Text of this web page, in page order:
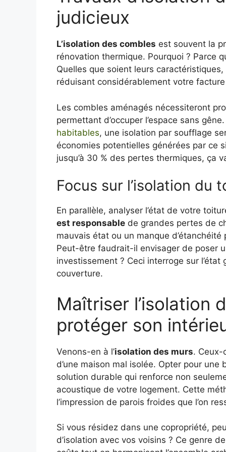
judicieux
L’isolation des combles est souvent la
rénovation thermique. Pourquoi ? Parce
Quelles que soient leurs
réduisant considérablement votre
Les combles aménagés nécessiteront
permettant d’occuper l’espace sans
habitables, une isolation par soufflage
économies potentielles générées par ce
jusqu’à 30 % des pertes thermiques, ça
Focus sur l’isolation du
En parallèle, analyser l’état de votre
est responsable de grandes pertes de
mauvais état ou un manque
Peut-être faudrait-il envisager de poser
investissement ? Ceci interroge sur
couverture.
Maîtriser l’isolation
protéger son
Venons-en à l’isolation des murs. Ceux-
d’une maison mal isolée. Opter pour
solution durable qui renforce non
acoustique de votre logement. Cette
l’impression de parois froides que l’on
Si vous résidez dans une copropriété,
d’isolation avec vos voisins ? Ce genre